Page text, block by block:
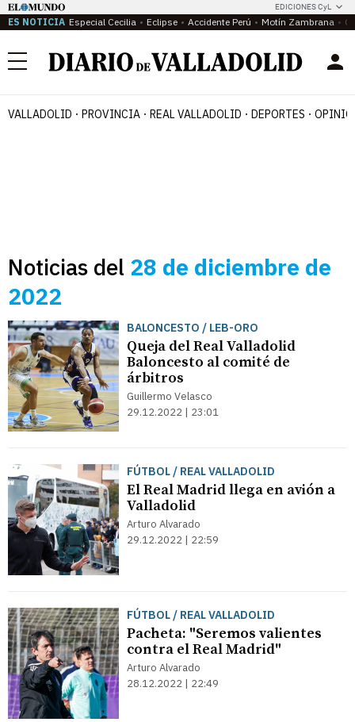
EDICIONES CyL
ES NOTICIA Especial Cecilia Eclipse Accidente Perú Motín Zambrana
Menú
VALLADOLID PROVINCIA REAL VALLADOLID DEPORTES
Noticias del 28 de diciembre de
2022
BALONCESTO / LEB-ORO
Queja del Real Valladolid
Baloncesto al comité de
árbitros
Guillermo Velasco
29.12.2022 | 23:01
FÚTBOL / REAL VALLADOLID
El Real Madrid llega en avión a
Valladolid
Arturo Alvarado
29.12.2022 | 22:59
FÚTBOL / REAL VALLADOLID
Pacheta: "Seremos valientes
contra el Real Madrid"
Arturo Alvarado
28.12.2022 | 22:49